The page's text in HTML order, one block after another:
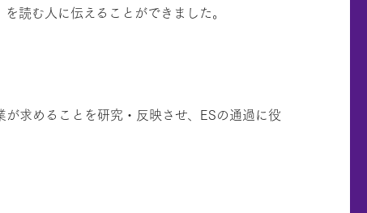
読む人に伝えることができました。
求めることを研究・反映させ、ESの通過に役